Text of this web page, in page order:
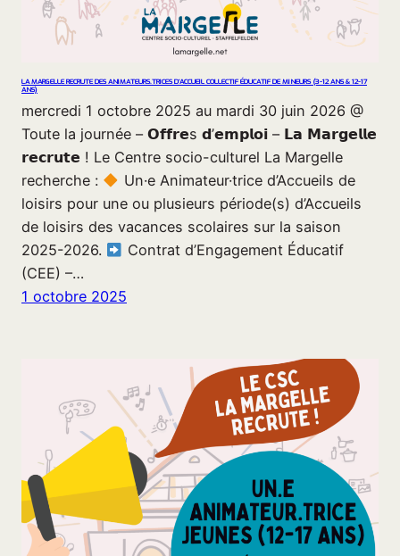
LA MARGELLE RECRUTE DES ANIMATEURS.TRICES D’ACCUEIL COLLECTIF ÉDUCATIF DE MINEURS (3-12 ANS & 12-17
ANS)
mercredi 1 octobre 2025 au mardi 30 juin 2026 @
Toute la journée – 𝗢𝗳𝗳𝗿𝗲s 𝗱’𝗲𝗺𝗽𝗹𝗼𝗶 – 𝗟𝗮 𝗠𝗮𝗿𝗴𝗲𝗹𝗹𝗲
𝗿𝗲𝗰𝗿𝘂𝘁𝗲 ! Le Centre socio-culturel La Margelle
recherche :
Un·e Animateur·trice d’Accueils de
loisirs pour une ou plusieurs période(s) d’Accueils
de loisirs des vacances scolaires sur la saison
2025-2026.
Contrat d’Engagement Éducatif
(CEE) –…
1 octobre 2025